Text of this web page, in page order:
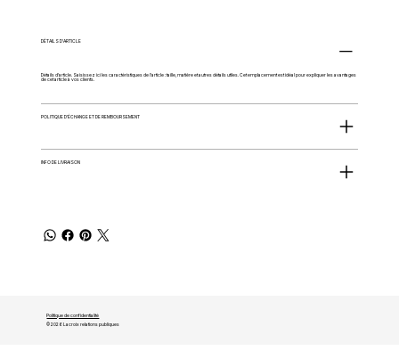
DÉTAILS D'ARTICLE
Détails d'article. Saisissez ici les caractéristiques de l'article : taille, matière et autres détails utiles. Cet emplacement est idéal pour expliquer les avantages
de cet article à vos clients.
POLITIQUE D'ÉCHANGE ET DE REMBOURSEMENT
INFO DE LIVRAISON
Politique de confidentialité
© 2026 Lacroix relations publiques